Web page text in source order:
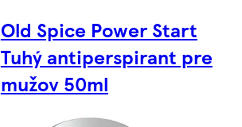
Old Spice Power Start
Tuhý antiperspirant pre
mužov 50ml